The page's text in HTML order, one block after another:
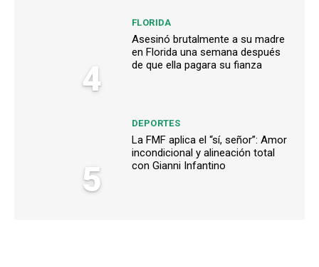
4
FLORIDA
Asesinó brutalmente a su madre
en Florida una semana después
de que ella pagara su fianza
5
DEPORTES
La FMF aplica el “sí, señor”: Amor
incondicional y alineación total
con Gianni Infantino